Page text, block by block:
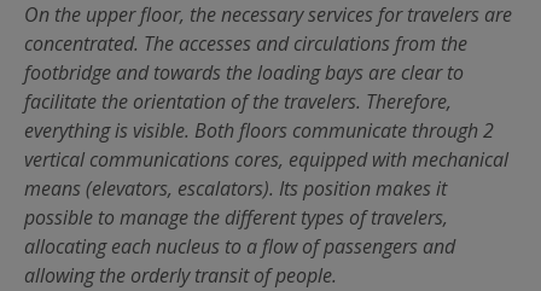
On the upper floor, the necessary services for travelers are
concentrated. The accesses and circulations from the
footbridge and towards the loading bays are clear to
facilitate the orientation of the travelers. Therefore,
everything is visible. Both floors communicate through 2
vertical communications cores, equipped with mechanical
means (elevators, escalators). Its position makes it
possible to manage the different types of travelers,
allocating each nucleus to a flow of passengers and
allowing the orderly transit of people.